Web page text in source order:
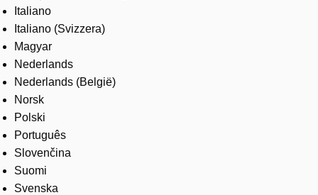
Italiano
Italiano (Svizzera)
Magyar
Nederlands
Nederlands (België)
Norsk
Polski
Português
Slovenčina
Suomi
Svenska